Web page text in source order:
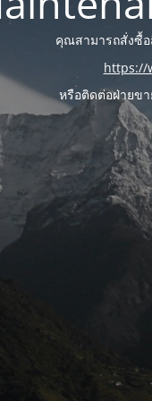
คุณสามารถสั่งซื้
https://
หรือติดต่อฝ่ายข